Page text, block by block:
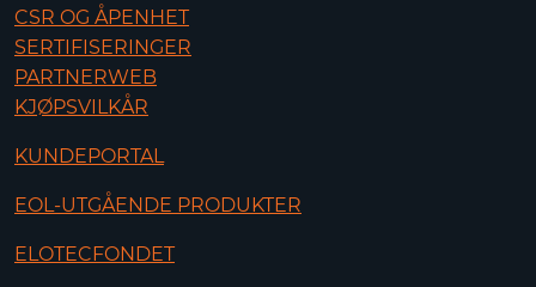
CSR OG ÅPENHET
SERTIFISERINGER
PARTNERWEB
KJØPSVILKÅR
KUNDEPORTAL
EOL-UTGÅENDE PRODUKTER
ELOTECFONDET